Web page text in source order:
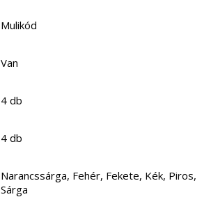
Mulikód
Van
4 db
4 db
Narancssárga, Fehér, Fekete, Kék, Piros,
Sárga